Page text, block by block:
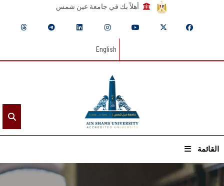
أهلاً بك في جامعة عين شمس
English
القائمة
الرئيسيـة